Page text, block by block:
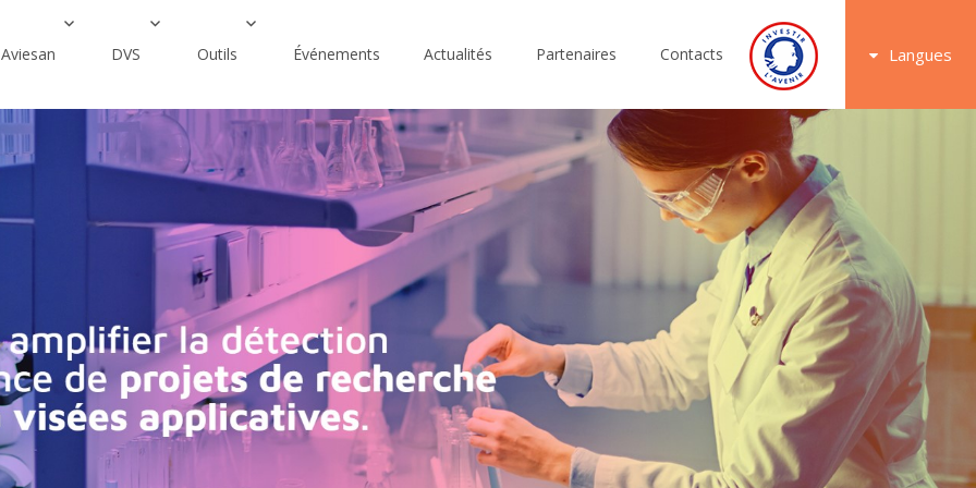
DVS Outils Événements Actualités Partenaires Contacts Langues